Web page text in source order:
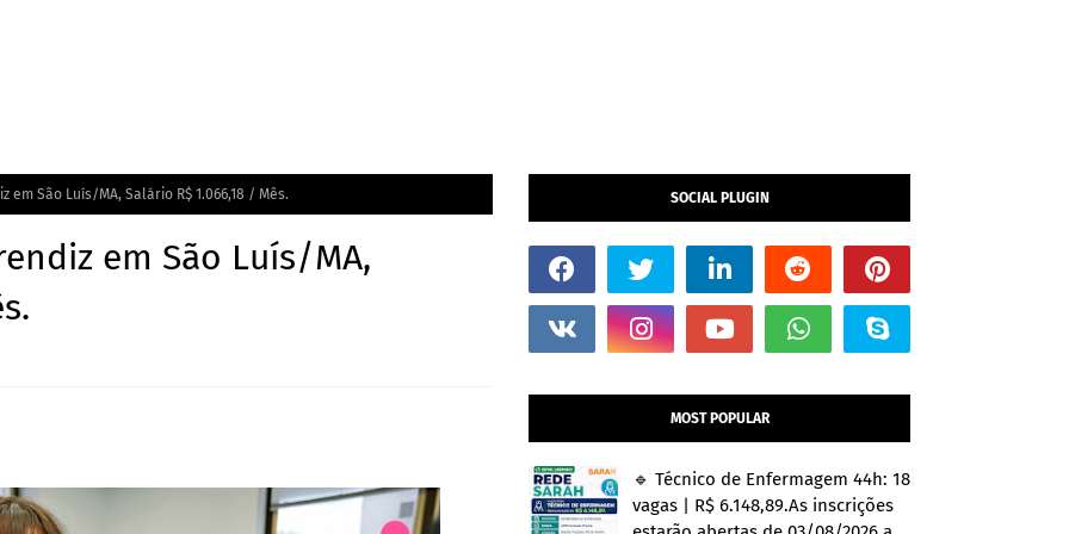
em São Luís/MA, Salário R$ 1.066,18 / Mês.
em São Luís/MA,
SOCIAL PLUGIN
MOST POPULAR
🔹 Técnico de Enfermagem 44h: 18
vagas | R$ 6.148,89.As inscrições